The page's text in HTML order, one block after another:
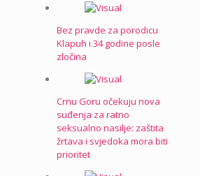
Bez pravde za porodicu
Klapuh i 34 godine posle
zločina
Crnu Goru očekuju nova
suđenja za ratno
seksualno nasilje: zaštita
žrtava i svjedoka mora biti
prioritet